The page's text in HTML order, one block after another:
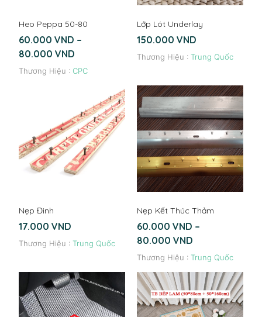
Heo Peppa 50-80
60.000VND –
80.000VND
Thương Hiệu : CPC
Lớp Lót Underlay
150.000 VND
Thương Hiệu : Trung Quốc
Nẹp Đinh
17.000VND
Thương Hiệu :Trung Quốc
Nẹp Kết Thúc Thảm
60.000 VND –
80.000 VND
Thương Hiệu : Trung Quốc